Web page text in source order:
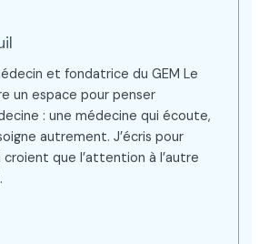
et fondatrice du GEM Le
un espace pour penser
: une médecine qui écoute,
autrement. J’écris pour
que l’attention à l’autre